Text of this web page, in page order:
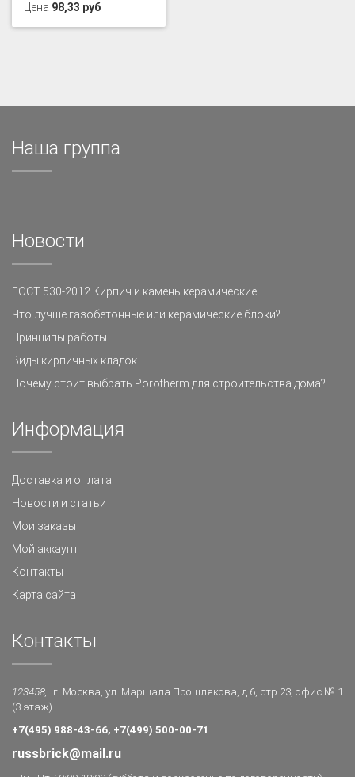
Цена 98,33 руб
Наша группа
Новости
ГОСТ 530-2012 Кирпич и камень керамические.
Что лучше газобетонные или керамические блоки?
Принципы работы
Виды кирпичных кладок
Почему стоит выбрать Porotherm для строительства дома?
Информация
Доставка и оплата
Новости и статьи
Мои заказы
Мой аккаунт
Контакты
Карта сайта
Контакты
123458, г. Москва, ул. Маршала Прошлякова, д.6, стр.23, офис № 1
(3 этаж)
+7(495) 988-43-66, +7(499) 500-00-71
russbrick@mail.ru